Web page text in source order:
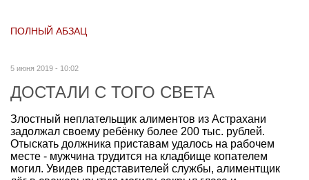
ПОЛНЫЙ АБЗАЦ
5 июня 2019 - 10:02
ДОСТАЛИ С ТОГО СВЕТА
Злостный неплательщик алиментов из Астрахани
задолжал своему ребёнку более 200 тыс. рублей.
Отыскать должника приставам удалось на рабочем
месте - мужчина трудится на кладбище копателем
могил. Увидев представителей службы, алиментщик